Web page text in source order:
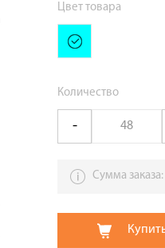
Цвет товара
Количество
Сумма заказа: